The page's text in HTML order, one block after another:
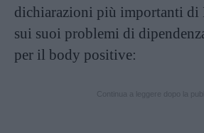
dichiarazioni più importanti di
sui suoi problemi di
per il body positive: